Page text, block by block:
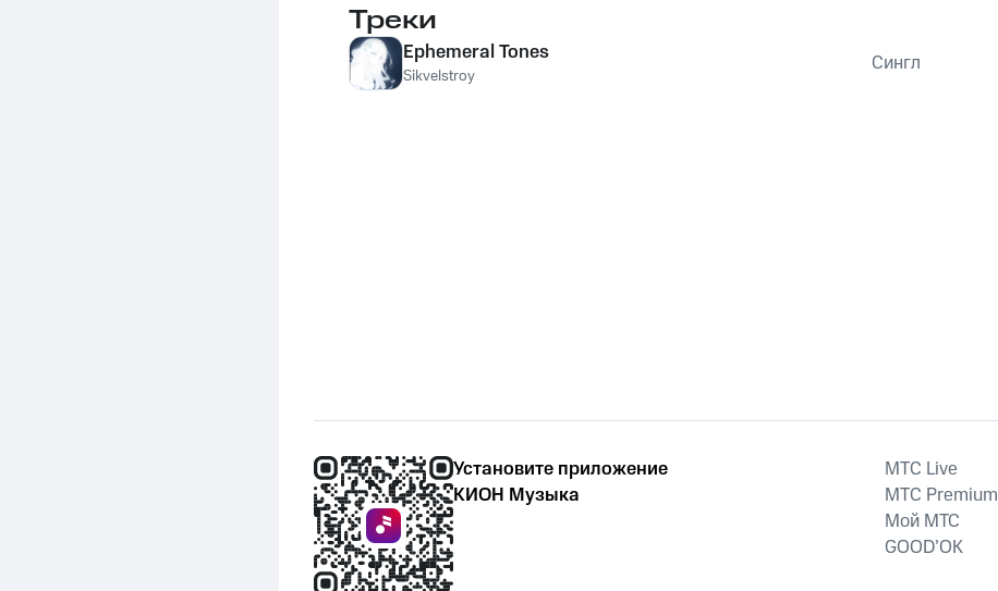
Треки
Ephemeral Tones
Sikvelstroy Сингл
Установите приложение
КИОН Музыка
MTС Live
MTС Premium
Мой МТС
GOOD’OK